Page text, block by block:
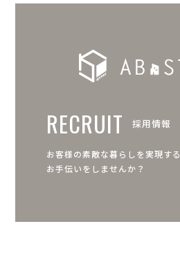
RECRUIT 採用情報
お客様の素敵な暮らしを実現する
お手伝いをしませんか？